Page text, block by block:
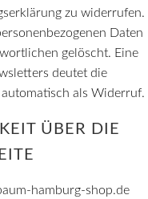
zu widerrufen.
Daten
gelöscht. Eine
deutet die
als Widerruf.
ÜBER DIE
hamburg-shop.de